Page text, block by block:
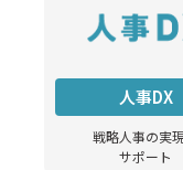
人事DX
戦略人事の実
サポート